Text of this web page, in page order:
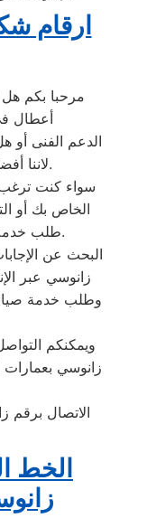
ارقام
مرحبا بكم
أعطال
الدعم الفنى أو
لاننا أفضل خدمة عملاء صيانة فى مصر.
سواء كنت ترغب
الخاص بك أو
طلب خدمة صيانة الخاصة بمنتجات زانوسي.
البحث عن
زانوسي عبر
وطلب خدمة
ويمكنكم
زانوسي بعمارات
الاتصال برقم
الخط